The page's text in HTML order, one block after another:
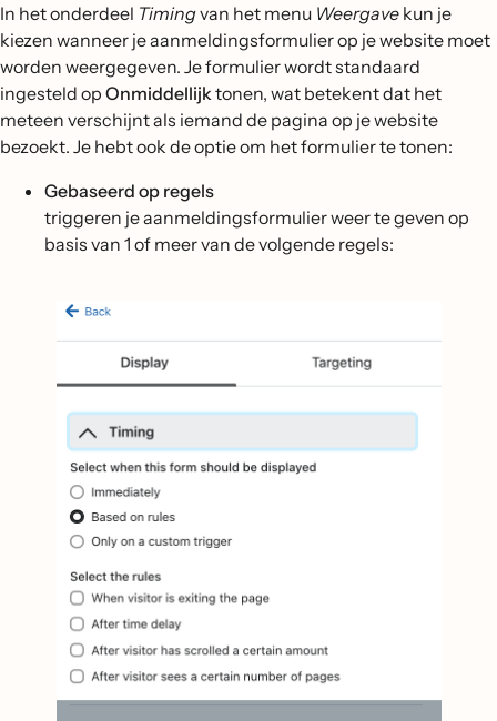
In het onderdeel Timingvan het menu Weergave kun je
kiezen wanneer je aanmeldingsformulier op je website moet
worden weergegeven. Je formulier wordt standaard
ingesteld op Onmiddellijktonen, wat betekent dat het
meteen verschijnt als iemand de pagina op je website
bezoekt. Je hebt ook de optie om het formulier te tonen:
Gebaseerd op regels
triggeren je aanmeldingsformulier weer te geven op
basis van 1 of meer van de volgende regels: